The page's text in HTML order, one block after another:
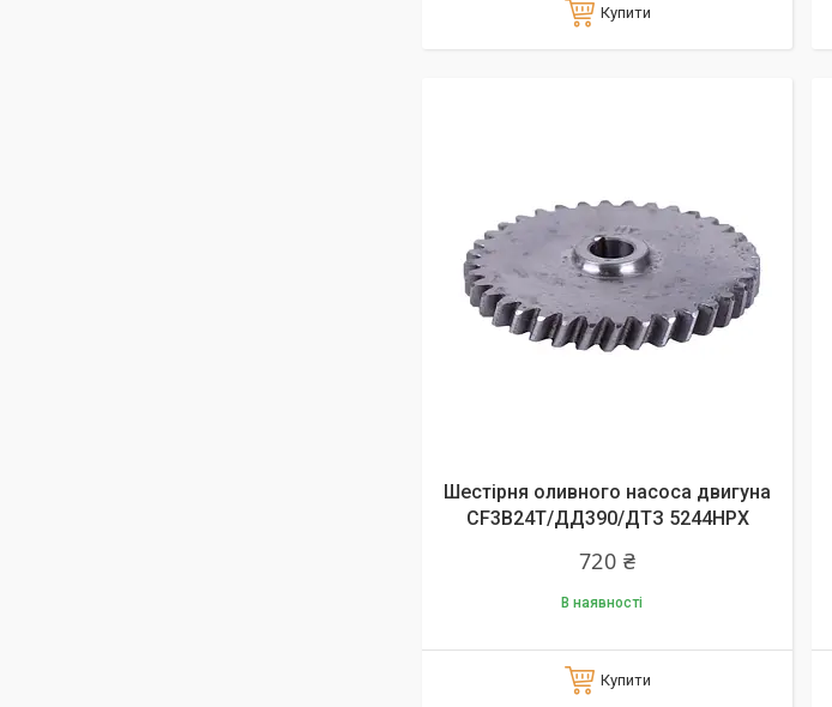
Купити
Шестірня оливного насоса двигуна
СF3B24T/ДД390/ДТЗ 5244HPX
720 ₴
В наявності
Купити